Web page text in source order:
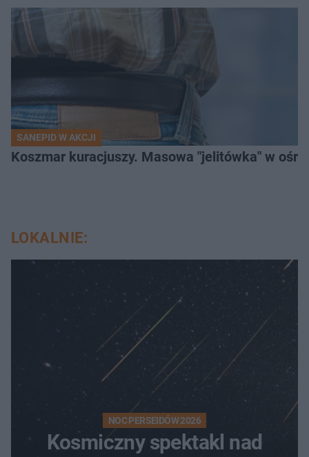
SANEPID W AKCJI
Koszmar kuracjuszy. Masowa "jelitówka" w
LOKALNIE:
NOC PERSEIDÓW 2026
Kosmiczny spektakl nad